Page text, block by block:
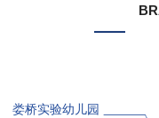
娄桥实验幼儿园